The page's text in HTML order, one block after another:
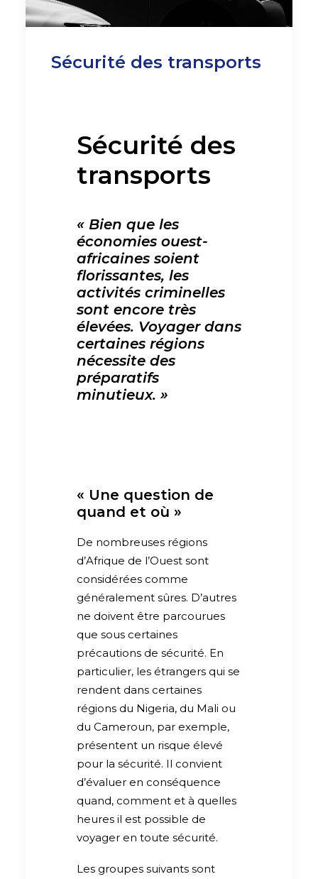
Sécurité des transports
Sécurité des
transports
« Bien que les
économies ouest-
africaines soient
florissantes, les
activités criminelles
sont encore très
élevées. Voyager dans
certaines régions
nécessite des
préparatifs
minutieux. »
« Une question de
quand et où »
De nombreuses régions
d’Afrique de l’Ouest sont
considérées comme
généralement sûres. D’autres
ne doivent être parcourues
que sous certaines
précautions de sécurité. En
particulier, les étrangers qui se
rendent dans certaines
régions du Nigeria, du Mali ou
du Cameroun, par exemple,
présentent un risque élevé
pour la sécurité. Il convient
d’évaluer en conséquence
quand, comment et à quelles
heures il est possible de
voyager en toute sécurité.
Les groupes suivants sont